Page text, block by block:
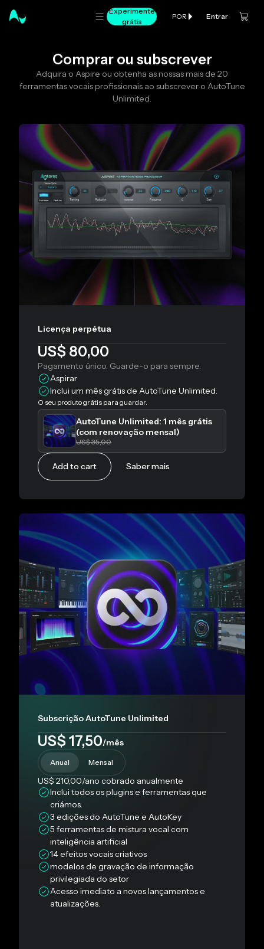
Experimente
grátis
POR Entrar
Comprar ou subscrever
Adquira o Aspire ou obtenha as nossas mais de 20
ferramentas vocais profissionais ao subscrever o AutoTune
Unlimited.
Licença perpétua
US$ 80,00
Pagamento único. Guarde-o para sempre.
Aspirar
Inclui um mês grátis de AutoTune Unlimited.
O seu produto grátis para guardar.
AutoTune Unlimited: 1 mês grátis
(com renovação mensal)
US$ 35,00
Add to cart Saber mais
Subscrição AutoTune Unlimited
US$ 17,50/mês
Anual Mensal
US$ 210,00/ano cobrado anualmente
Inclui todos os plugins e ferramentas que
criámos.
3 edições do AutoTune e AutoKey
5 ferramentas de mistura vocal com
inteligência artificial
14 efeitos vocais criativos
modelos de gravação de informação
privilegiada do setor
Acesso imediato a novos lançamentos e
atualizações.